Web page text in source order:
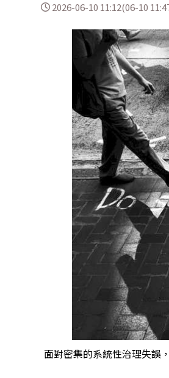
2026-06-10 11:12(06-10
面對密集的系統性治理失誤